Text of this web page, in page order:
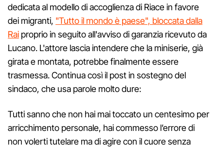
dedicata al modello di accoglienza di Riace in favore
dei migranti, "Tutto il mondo è paese", bloccata dalla
Rai proprio in seguito all'avviso di garanzia ricevuto da
Lucano. L'attore lascia intendere che la miniserie, già
girata e montata, potrebbe finalmente essere
trasmessa. Continua così il post in sostegno del
sindaco, che usa parole molto dure:
Tutti sanno che non hai mai toccato un centesimo per
arricchimento personale, hai commesso l’errore di
non volerti tutelare ma di agire con il cuore senza